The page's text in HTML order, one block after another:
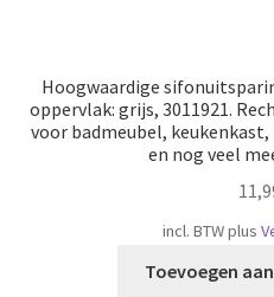
Hoogwaardige
oppervlak: grijs, 3011921.
voor badmeubel,
en nog veel
incl. BTWplus
Toevoegen